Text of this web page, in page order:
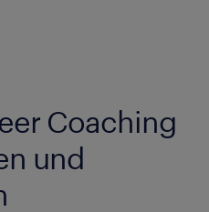
Coaching
und